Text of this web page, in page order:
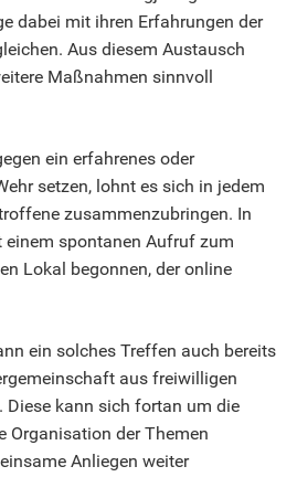
dabei mit ihren Erfahrungen der
Aus diesem Austausch
Maßnahmen sinnvoll
ein erfahrenes oder
setzen, lohnt es sich in jedem
zusammenzubringen. In
einem spontanen Aufruf zum
Lokal begonnen, der online
ein solches Treffen auch bereits
aus freiwilligen
Diese kann sich fortan um die
Organisation der Themen
Anliegen weiter